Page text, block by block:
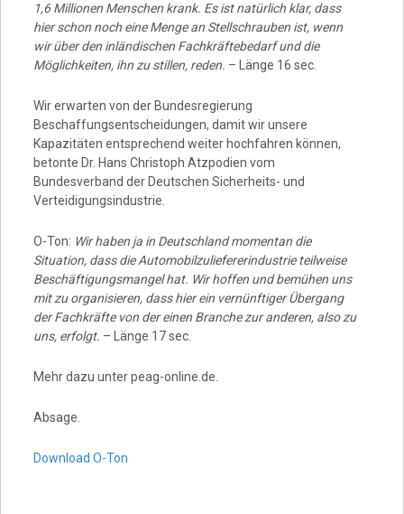
1,6 Millionen Menschen krank. Es ist natürlich klar, dass
hier schon noch eine Menge an Stellschrauben ist, wenn
wir über den inländischen Fachkräftebedarf und die
Möglichkeiten, ihn zu stillen, reden. – Länge 16 sec.
Wir erwarten von der Bundesregierung
Beschaffungsentscheidungen, damit wir unsere
Kapazitäten entsprechend weiter hochfahren können,
betonte Dr. Hans Christoph Atzpodien vom
Bundesverband der Deutschen Sicherheits- und
Verteidigungsindustrie.
O-Ton: Wir haben ja in Deutschland momentan die
Situation, dass die Automobilzuliefererindustrie teilweise
Beschäftigungsmangel hat. Wir hoffen und bemühen uns
mit zu organisieren, dass hier ein vernünftiger Übergang
der Fachkräfte von der einen Branche zur anderen, also zu
uns, erfolgt. – Länge 17 sec.
Mehr dazu unter peag-online.de.
Absage.
Download O-Ton